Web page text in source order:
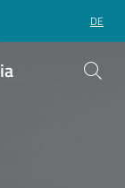
DE